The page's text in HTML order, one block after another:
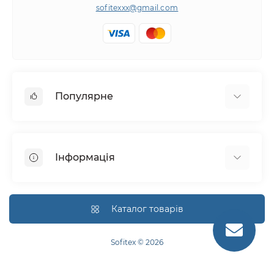
sofitexxx@gmail.com
Популярне
Розкрійне обладнання
Виробники
Інформація
Доставка і оплата
Гарантія
Повернення і обмін
Каталог товарів
Sofitex © 2026